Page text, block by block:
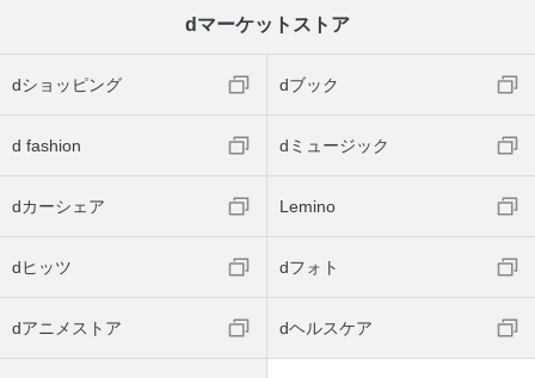
dマーケットストア
dショッピング dブック
d fashion dミュージック
dカーシェア Lemino
dヒッツ dフォト
dアニメストア dヘルスケア